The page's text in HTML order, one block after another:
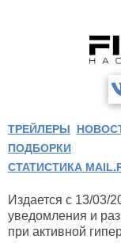
ТРЕЙЛЕРЫ
ПОДБОРКИ
СТАТИСТИКА
Издается с 13/03/
уведомления и
при активной